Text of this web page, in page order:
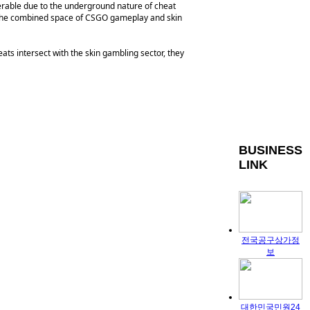
due to the underground nature of cheat
combined space of CSGO gameplay and skin
intersect with the skin gambling sector, they
BUSINESS
LINK
전국공구상가정
보
대한민국민원24